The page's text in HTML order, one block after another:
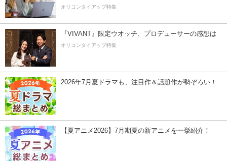
オリコンタイアップ特集
『VIVANT』限定ウオッチ、プロデューサーの感想は
オリコンタイアップ特集
2026年7月夏ドラマも、注目作＆話題作が勢ぞろい！
【夏アニメ2026】7月期夏の新アニメを一挙紹介！